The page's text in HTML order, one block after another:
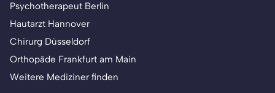
Psychotherapeut Berlin
Hautarzt Hannover
Chirurg Düsseldorf
Orthopäde Frankfurt am Main
Weitere Mediziner finden